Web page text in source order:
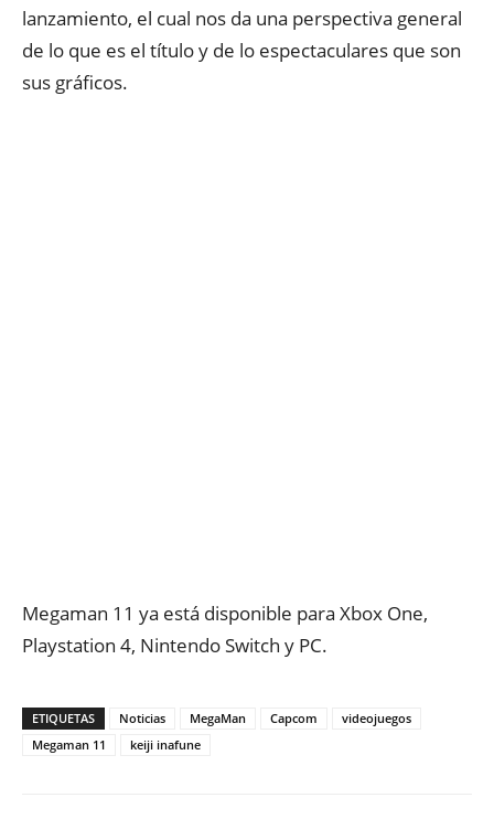
lanzamiento, el cual nos da una perspectiva general
de lo que es el título y de lo espectaculares que son
sus gráficos.
Megaman 11 ya está disponible para Xbox One,
Playstation 4, Nintendo Switch y PC.
ETIQUETAS Noticias MegaMan Capcom
videojuegos
Megaman 11
keiji inafune